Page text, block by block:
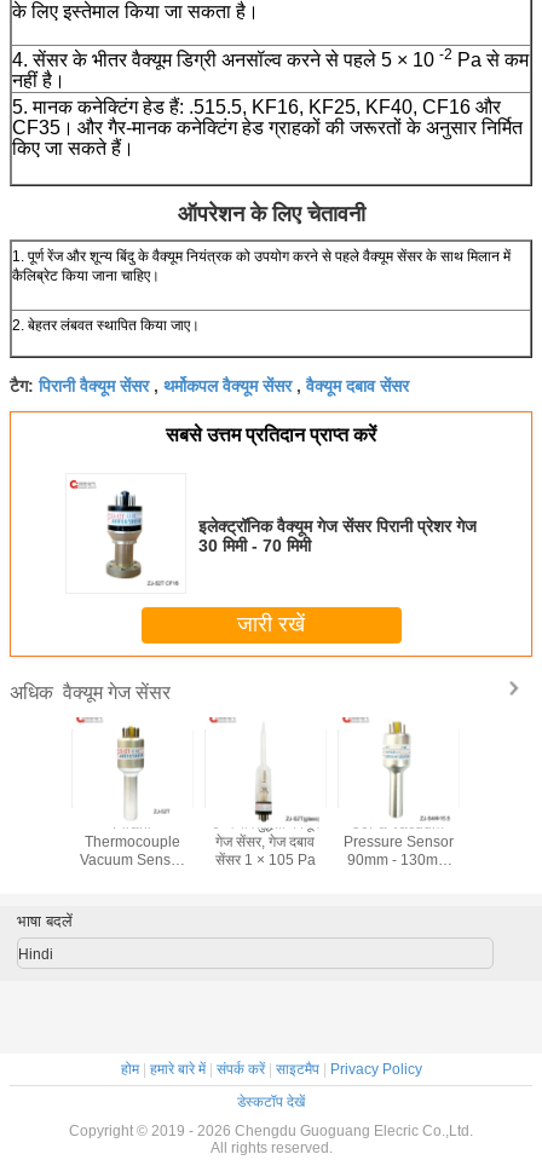
के लिए इस्तेमाल किया जा सकता है।
4. सेंसर के भीतर वैक्यूम डिग्री अनसॉल्व करने से पहले 5 × 10 -2 Pa से कम
नहीं है।
5. मानक कनेक्टिंग हेड हैं: .515.5, KF16, KF25, KF40, CF16 और
CF35। और गैर-मानक कनेक्टिंग हेड ग्राहकों की जरूरतों के अनुसार निर्मित
किए जा सकते हैं।
ऑपरेशन के लिए चेतावनी
1. पूर्ण रेंज और शून्य बिंदु के वैक्यूम नियंत्रक को उपयोग करने से पहले वैक्यूम सेंसर के साथ मिलान में
कैलिब्रेट किया जाना चाहिए।
2. बेहतर लंबवत स्थापित किया जाए।
टैग:पिरानी वैक्यूम सेंसर, थर्मोकपल वैक्यूम सेंसर,वैक्यूम दबाव सेंसर
सबसे उत्तम प्रतिदान प्राप्त करें
इलेक्ट्रॉनिक वैक्यूम गेज सेंसर पिरानी प्रेशर गेज
30 मिमी - 70 मिमी
जारी रखें
अधिक वैक्यूम गेज सेंसर
Pirani
Thermocouple
Vacuum Sensor
उच्च परिशुद्धता वैक्यूम
गेज सेंसर, गेज दबाव
सेंसर 1 × 105 Pa
50Pa Vacuum
Pressure Sensor
90mm - 130mm
भाषा बदलें
Hindi
होम| हमारे बारे में| संपर्क करें| साइटमैप| Privacy Policy
डेस्कटॉप देखें
Copyright © 2019 - 2026 Chengdu Guoguang Elecric Co.,Ltd.
All rights reserved.